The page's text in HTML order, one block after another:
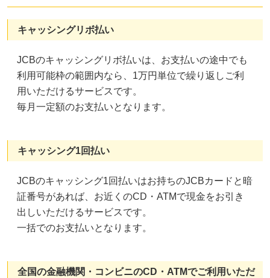
キャッシングリボ払い
JCBのキャッシングリボ払いは、お支払いの途中でも
利用可能枠の範囲内なら、1万円単位で繰り返しご利
用いただけるサービスです。
毎月一定額のお支払いとなります。
キャッシング1回払い
JCBのキャッシング1回払いはお持ちのJCBカードと暗
証番号があれば、お近くのCD・ATMで現金をお引き
出しいただけるサービスです。
一括でのお支払いとなります。
全国の金融機関・コンビニのCD・ATMでご利用いただ